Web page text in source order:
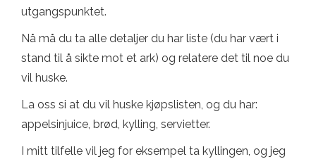
utgangspunktet.
Nå må du ta alle detaljer du har liste (du har vært i
stand til å sikte mot et ark) og relatere det til noe du
vil huske.
La oss si at du vil huske kjøpslisten, og du har:
appelsinjuice, brød, kylling, servietter.
I mitt tilfelle vil jeg for eksempel ta kyllingen, og jeg